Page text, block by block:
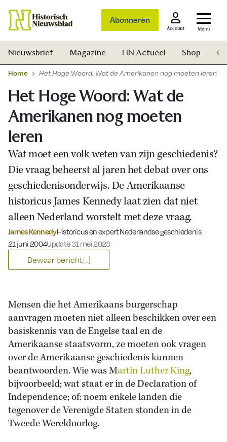
Abonneren
Account Menu
Zoek
Nieuwsbrief Magazine HN Actueel Shop
Home Het Hoge Woord: Wat de Amerikanen nog moeten leren
Het Hoge Woord: Wat de
Amerikanen nog moeten
leren
Wat moet een volk weten van zijn geschiedenis?
Die vraag beheerst al jaren het debat over ons
geschiedenisonderwijs. De Amerikaanse
historicus James Kennedy laat zien dat niet
alleen Nederland worstelt met deze vraag.
James KennedyHistoricus en expert Nederlandse geschiedenis
Gepubliceerd op:
21 juni 2004Update 31 mei 2023
Bewaar bericht
Mensen die het Amerikaans burgerschap
aanvragen moeten niet alleen beschikken over een
basiskennis van de Engelse taal en de
Amerikaanse staatsvorm, ze moeten ook vragen
over de Amerikaanse geschiedenis kunnen
beantwoorden. Wie was Martin Luther King,
bijvoorbeeld; wat staat er in de Declaration of
Independence; of: noem enkele landen die
tegenover de Verenigde Staten stonden in de
Tweede Wereldoorlog.